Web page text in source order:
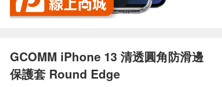
GCOMM iPhone 13 清透圓角防滑邊
保護套 Round Edge